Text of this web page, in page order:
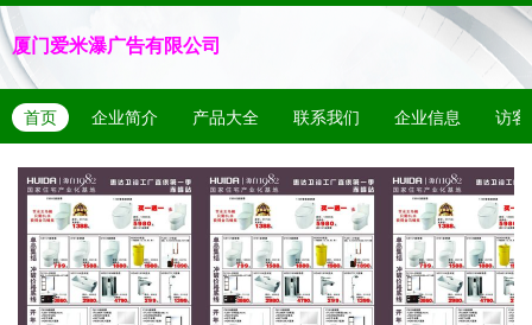
厦门爱米瀑广告有限公司
首页 企业简介 产品大全 联系我们 企业信息 访客